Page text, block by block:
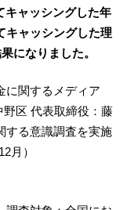
キャッシングした年
キャッシングした理
になりました。
に関するメディア
野区 代表取締役：藤
する意識調査を実施
月）